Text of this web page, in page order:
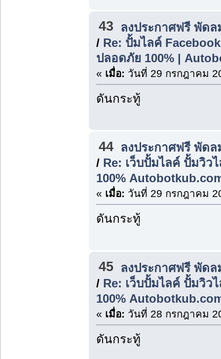
43
ลงประกาศฟรี พัด
/ Re: ปั้มไลค์
ปลอดภัย 100% |
« เมื่อ: วันที่ 29 กรกฎาคม
ดันกระทู้
44 ลงประกาศฟรี พัด
/ Re: เว็บปั้มไลค์ ปั้มวิ
100%
« เมื่อ: วันที่ 29 กรกฎาคม
ดันกระทู้
45 ลงประกาศฟรี พัด
/ Re: เว็บปั้มไลค์ ปั้มวิ
100%
« เมื่อ: วันที่ 28 กรกฎาคม
ดันกระทู้